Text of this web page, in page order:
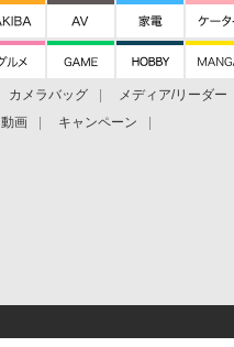
カメラバッグ メディア/リーダー
動画 キャンペーン